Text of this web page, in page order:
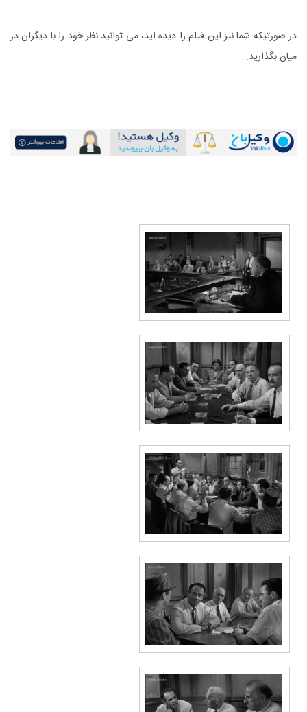
در صورتیکه شما نیز این فیلم را دیده اید، می توانید نظر خود را با دیگران در
میان بگذارید.